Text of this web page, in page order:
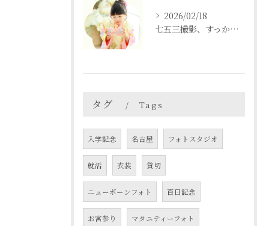
2026/02/18
七五三撮影、すっかり忘れてた💦という方も
タグ Tags
入学記念 名古屋 フォトスタジオ
就活 衣装 貸切
ニューボーンフォト 百日記念
お宮参り マタニティーフォト